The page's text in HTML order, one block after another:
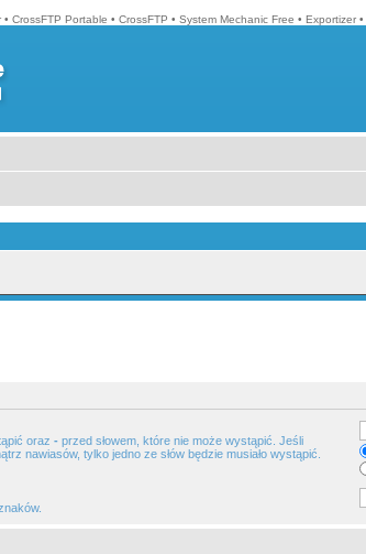
• CrossFTP Portable • CrossFTP • System Mechanic Free • Exportizer •
oraz - przed słowem, które nie może wystąpić. Jeśli
nawiasów, tylko jedno ze słów będzie musiało wystąpić.